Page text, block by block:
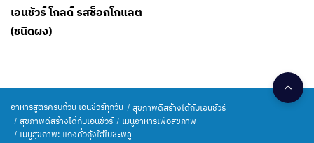
เอนชัวร์ โกลด์ รสช็อกโกแลต
(ชนิดผง)
อาหารสูตรครบถ้วน เอนชัวร์ทุกวัน
สุขภาพดีสร้างได้กับเอนชัวร์
สุขภาพดีสร้างได้กับเอนชัวร์
เมนูอาหารเพื่อสุขภาพ
เมนูสุขภาพ: แกงคั่วกุ้งใส่ใบชะพลู